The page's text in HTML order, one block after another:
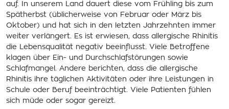
auf. In unserem Land dauert diese vom Frühling bis zum
Spätherbst (üblicherweise von Februar oder März bis
Oktober) und hat sich in den letzten Jahrzehnten immer
weiter verlängert. Es ist erwiesen, dass allergische Rhinitis
die Lebensqualität negativ beeinflusst. Viele Betroffene
klagen über Ein- und Durchschlafstörungen sowie
Schlafmangel. Andere berichten, dass die allergische
Rhinitis ihre täglichen Aktivitäten oder ihre Leistungen in
Schule oder Beruf beeinträchtigt. Viele Patienten fühlen
sich müde oder sogar gereizt.